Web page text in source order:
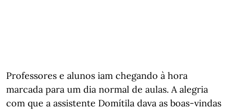
Professores e alunos iam chegando à hora
marcada para um dia normal de aulas. A alegria
com que a assistente Domítila dava as boas-vindas